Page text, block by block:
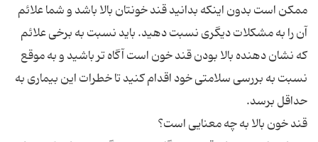
ممکن است بدون اینکه بدانید قند خونتان بالا باشد و شما علائم
آن را به مشکلات دیگری نسبت دهید. باید نسبت به برخی علائم
که نشان دهنده بالا بودن قند خون است آگاه تر باشید و به موقع
نسبت به بررسی سلامتی خود اقدام کنید تا خطرات این بیماری به